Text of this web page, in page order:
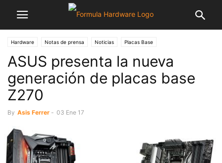
Hardware Notas de prensa Noticias Placas Base
ASUS presenta la nueva
generación de placas base
Z270
By Asis Ferrer - 03 Ene 17